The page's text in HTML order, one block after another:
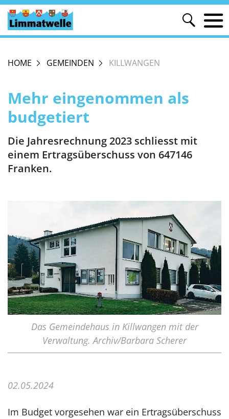
HOME GEMEINDEN KILLWANGEN
Mehr eingenommen als
budgetiert
Die Jahresrechnung 2023 schliesst mit
einem ­Ertragsüberschuss von 647146
Franken.
Das Gemeindehaus in Killwangen mit der
Verwaltung. Archiv/Barbara Scherer
02.05.2024
Im Budget vorgesehen war ein Ertragsüberschuss